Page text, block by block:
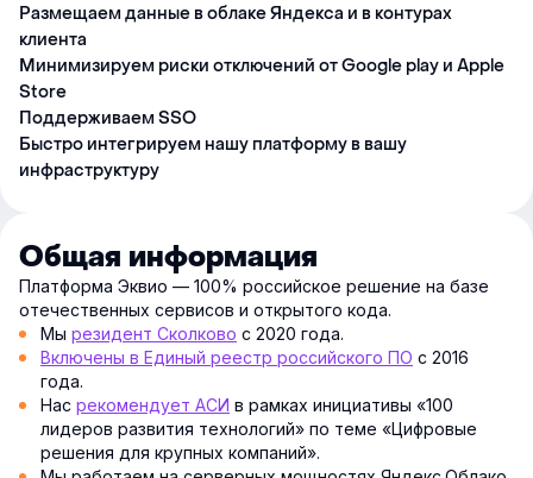
Размещаем данные в облаке Яндекса и в контурах
клиента
Минимизируем риски отключений от Google play и Apple
Store
Поддерживаем SSO
Быстро интегрируем нашу платформу в вашу
инфраструктуру
Общая информация
Платформа Эквио — 100% российское решение на базе
отечественных сервисов и открытого кода.
Мы резидент Сколково с 2020 года.
Включены в Единый реестр российского ПО с 2016
года.
Нас рекомендует АСИ в рамках инициативы «100
лидеров развития технологий» по теме «Цифровые
решения для крупных компаний».